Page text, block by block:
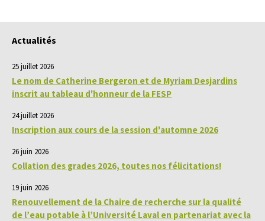
Actualités
25 juillet 2026
Le nom de Catherine Bergeron et de Myriam Desjardins
inscrit au tableau d'honneur de la FESP
24 juillet 2026
Inscription aux cours de la session d'automne 2026
26 juin 2026
Collation des grades 2026, toutes nos félicitations!
19 juin 2026
Renouvellement de la Chaire de recherche sur la qualité
de l’eau potable à l’Université Laval en partenariat avec la